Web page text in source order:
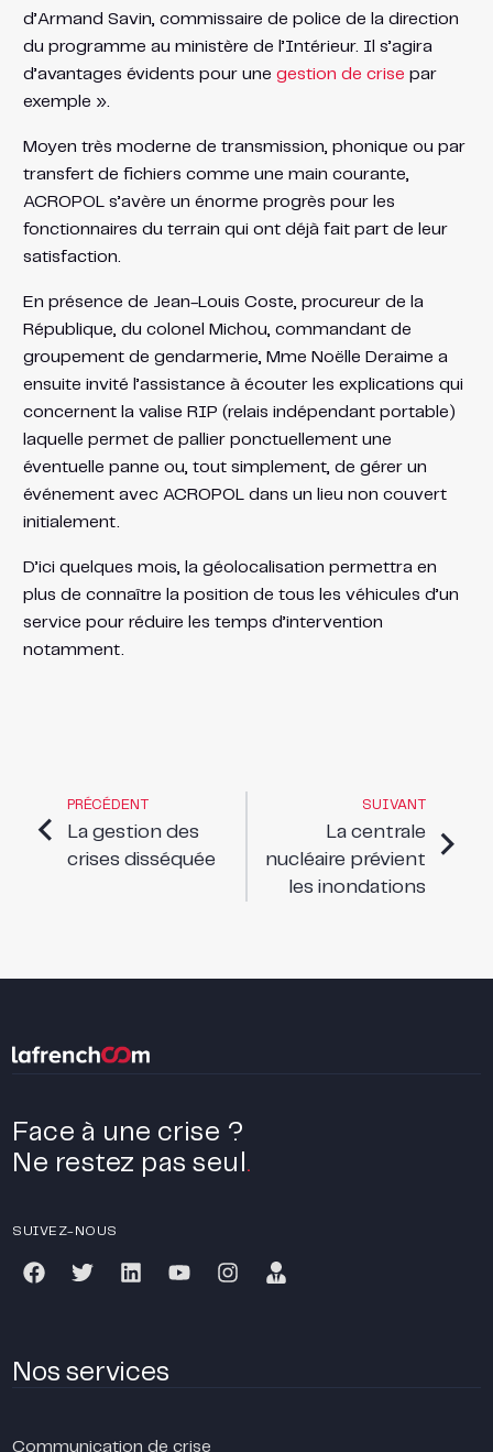
d’Armand Savin, commissaire de police de la direction
du programme au ministère de l’Intérieur. Il s’agira
d’avantages évidents pour une gestion de crise par
exemple ».
Moyen très moderne de transmission, phonique ou par
transfert de fichiers comme une main courante,
ACROPOL s’avère un énorme progrès pour les
fonctionnaires du terrain qui ont déjà fait part de leur
satisfaction.
En présence de Jean-Louis Coste, procureur de la
République, du colonel Michou, commandant de
groupement de gendarmerie, Mme Noëlle Deraime a
ensuite invité l’assistance à écouter les explications qui
concernent la valise RIP (relais indépendant portable)
laquelle permet de pallier ponctuellement une
éventuelle panne ou, tout simplement, de gérer un
événement avec ACROPOL dans un lieu non couvert
initialement.
D’ici quelques mois, la géolocalisation permettra en
plus de connaître la position de tous les véhicules d’un
service pour réduire les temps d’intervention
notamment.
PRÉCÉDENT
La gestion des
crises disséquée
SUIVANT
La centrale
nucléaire prévient
les inondations
Face à une crise ?
Ne restez pas seul .
SUIVEZ-NOUS
Nos services
Communication de crise